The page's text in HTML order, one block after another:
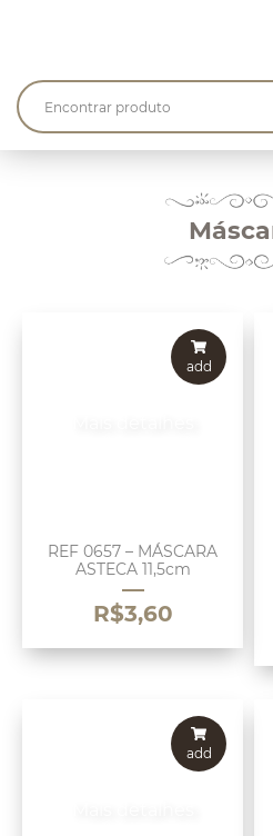
REF 0657 – MÁSCARA
ASTECA 11,5cm
R$3,60
add
add